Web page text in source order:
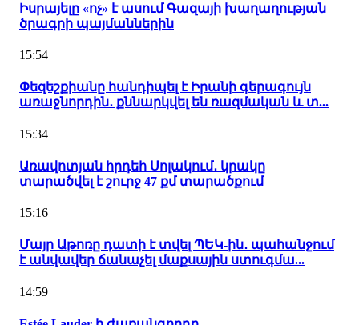
Իսրայելը «ոչ» է ասում Գազայի խաղաղության
ծրագրի պայմաններին
15:54
Փեզեշքիանը հանդիպել է Իրանի գերագույն
առաջնորդին․ քննարկվել են ռազմական և տ...
15:34
Առավոտյան հրդեհ Սոլակում․ կրակը
տարածվել է շուրջ 47 քմ տարածքում
15:16
Մայր Աթոռը դատի է տվել ՊԵԿ-ին․ պահանջում
է անվավեր ճանաչել մաքսային ստուգմա...
14:59